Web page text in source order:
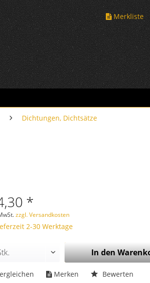
Merkliste
Dichtungen, Dichtsätze
*
zzgl. Versandkosten
2-30 Werktage
In den
Merken Bewerten